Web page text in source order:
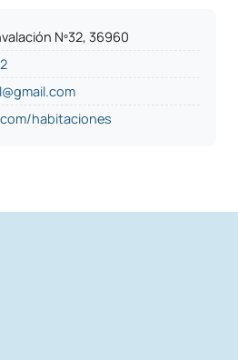
Nº32, 36960
habitaciones